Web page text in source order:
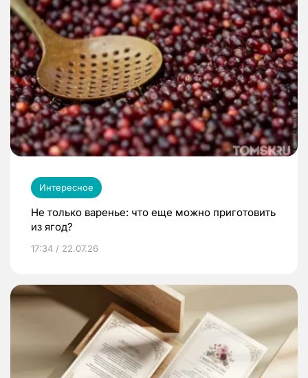
Интересное
Не только варенье: что еще можно приготовить
из ягод?
17:34 / 22.07.26